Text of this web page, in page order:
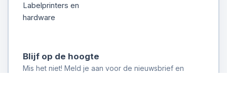
Labelprinters en
hardware
Blijf op de hoogte
Mis het niet! Meld je aan voor de nieuwsbrief en